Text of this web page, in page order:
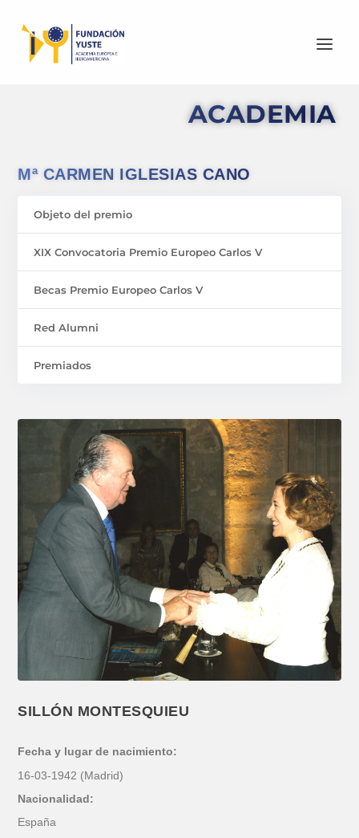
ACADEMIA
Mª CARMEN IGLESIAS CANO
Objeto del premio
XIX Convocatoria Premio Europeo Carlos V
Becas Premio Europeo Carlos V
Red Alumni
Premiados
SILLÓN MONTESQUIEU
Fecha y lugar de nacimiento:
16-03-1942 (Madrid)
Nacionalidad:
España